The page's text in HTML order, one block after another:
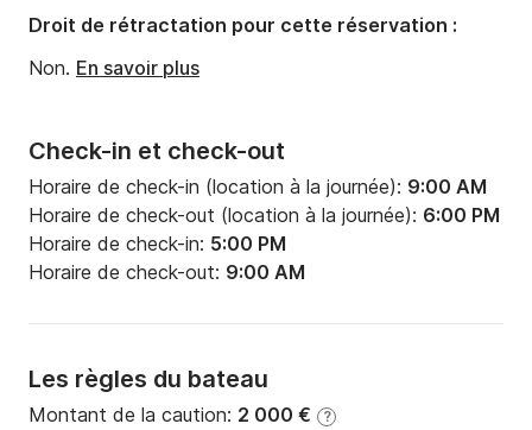
Tirant d'eau:1.95m
Puissance moteur:28cv
Check-in et check-out
Horaire de check-in (location à la journée): 9:00 AM
Horaire de check-out (location à la journée): 6:00 PM
Horaire de check-in: 5:00 PM
Horaire de check-out: 9:00 AM
Les règles du bateau
Montant de la caution: 2 000 € ?
Droit de rétractation pour cette réservation :
Non. En savoir plus